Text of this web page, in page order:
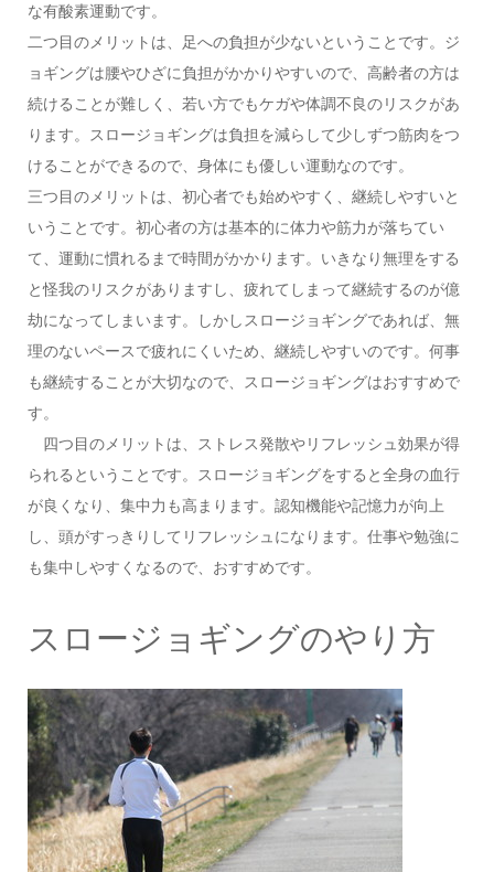
な有酸素運動です。
二つ目のメリットは、足への負担が少ないということです。ジ
ョギングは腰やひざに負担がかかりやすいので、高齢者の方は
続けることが難しく、若い方でもケガや体調不良のリスクがあ
ります。スロージョギングは負担を減らして少しずつ筋肉をつ
けることができるので、身体にも優しい運動なのです。
三つ目のメリットは、初心者でも始めやすく、継続しやすいと
いうことです。初心者の方は基本的に体力や筋力が落ちてい
て、運動に慣れるまで時間がかかります。いきなり無理をする
と怪我のリスクがありますし、疲れてしまって継続するのが億
劫になってしまいます。しかしスロージョギングであれば、無
理のないペースで疲れにくいため、継続しやすいのです。何事
も継続することが大切なので、スロージョギングはおすすめで
す。
四つ目のメリットは、ストレス発散やリフレッシュ効果が得
られるということです。スロージョギングをすると全身の血行
が良くなり、集中力も高まります。認知機能や記憶力が向上
し、頭がすっきりしてリフレッシュになります。仕事や勉強に
も集中しやすくなるので、おすすめです。
スロージョギングのやり方